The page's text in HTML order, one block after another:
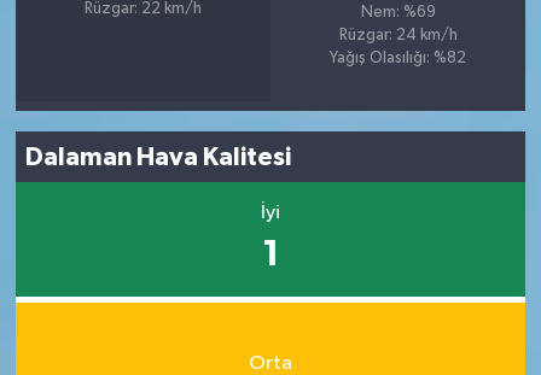
Rüzgar: 22 km/h
Nem: %69
Rüzgar: 24 km/h
Yağış Olasılığı: %82
Dalaman Hava Kalitesi
İyi
1
Orta